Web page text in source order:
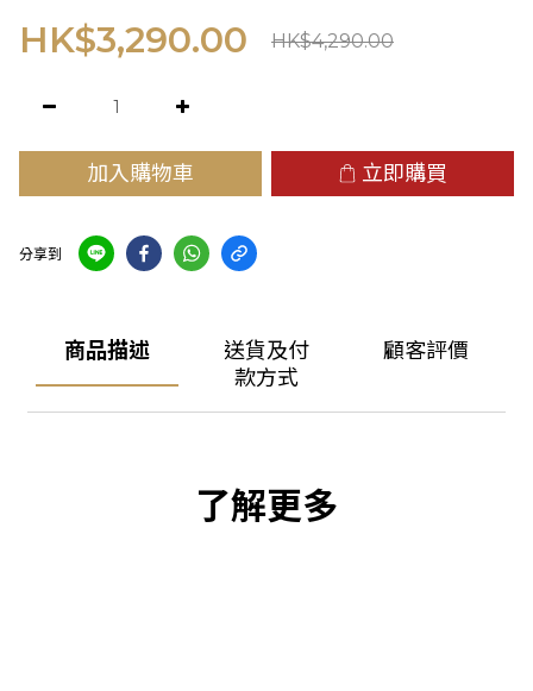
HK$3,290.00 HK$4,290.00
加入購物車 立即購買
分享到
商品描述
送貨及付
款方式
顧客評價
了解更多